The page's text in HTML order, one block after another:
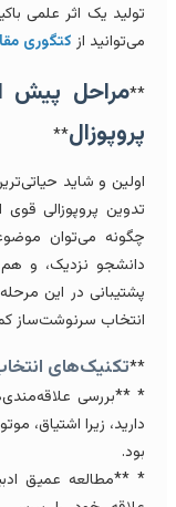
یک اثر علمی
ازکتگوری مقالات
مراحل پیش از
**
و شاید حیاتی‌ترین
پروپوزالی قوی
می‌توان موضوعی
نزدیک، و هم از
در این مرحله، با
سرنوشت‌ساز کمک
تکنیک‌های انتخاب
**بررسی علاقه‌مندی‌ها:**
زیرا اشتیاق،
**مطالعه عمیق